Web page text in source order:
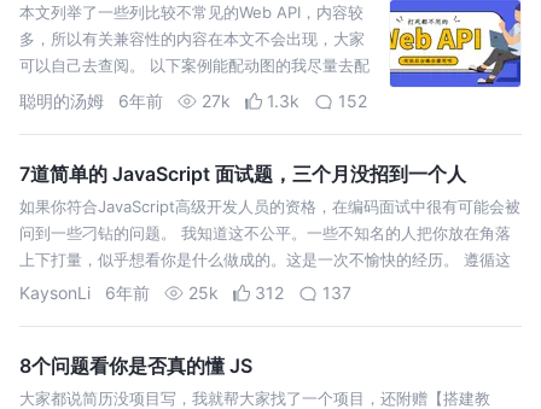
本文列举了一些列比较不常见的Web API，内容较
多，所以有关兼容性的内容在本文不会出现，大家
可以自己去查阅。 以下案例能配动图的我尽量去配
了，以免内容枯草乏味，但是如果内容有误，也请
聪明的汤姆 6年前 27k 1.3k 152
7道简单的 JavaScript 面试题，三个月没招到一个人
如果你符合JavaScript高级开发人员的资格，在编码面试中很有可能会被
问到一些刁钻的问题。 我知道这不公平。一些不知名的人把你放在角落
上下打量，似乎想看你是什么做成的。这是一次不愉快的经历。 遵循这
个建议：“熟能生巧”。通过投入足够的时间，更好地定期深入了解
KaysonLi 6年前 25k 312 137
8个问题看你是否真的懂 JS
大家都说简历没项目写，我就帮大家找了一个项目，还附赠【搭建教